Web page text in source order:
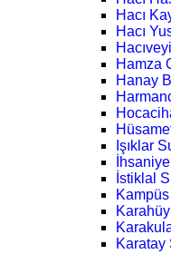
Hacı
Hacı
Hamza
Hanay
Işıklar
İstiklal
Kampüs
Karatay